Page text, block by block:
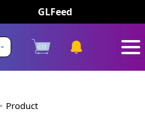
GLFeed
Product